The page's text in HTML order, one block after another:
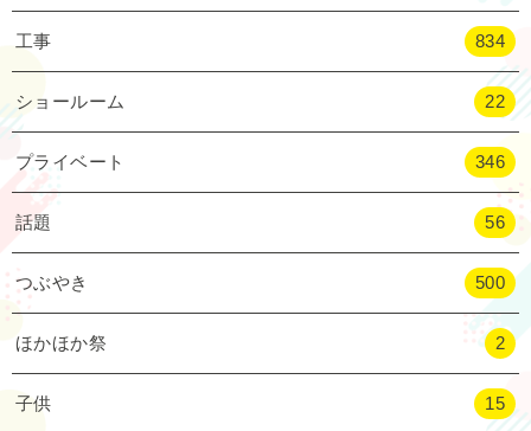
工事 834
ショールーム 22
プライベート 346
話題 56
つぶやき 500
ほかほか祭 2
子供 15